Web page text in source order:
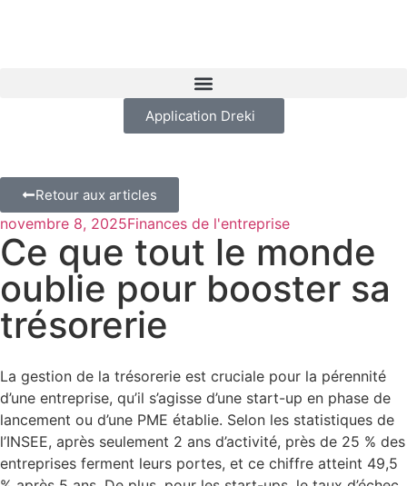
Application Dreki
Retour aux articles
novembre 8, 2025Finances de l'entreprise
Ce que tout le monde
oublie pour booster sa
trésorerie
La gestion de la trésorerie est cruciale pour la pérennité
d’une entreprise, qu’il s’agisse d’une start-up en phase de
lancement ou d’une PME établie. Selon les statistiques de
l’INSEE, après seulement 2 ans d’activité, près de 25 % des
entreprises ferment leurs portes, et ce chiffre atteint 49,5